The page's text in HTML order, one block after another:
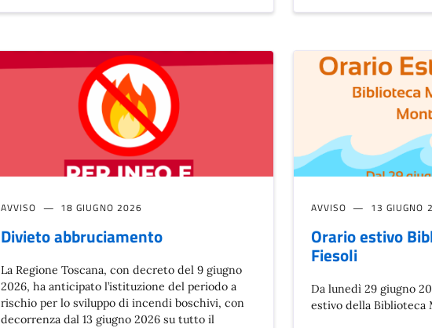
AVVISO 18 GIUGNO 2026
Divieto abbruciamento
La Regione Toscana, con decreto del 9 giugno
2026, ha anticipato l’istituzione del periodo a
rischio per lo sviluppo di incendi boschivi, con
decorrenza dal 13 giugno 2026 su tutto il
AVVISO 13 GIUGNO
Orario estivo
Fiesoli
Da lunedì 29 giugno
estivo della Biblioteca